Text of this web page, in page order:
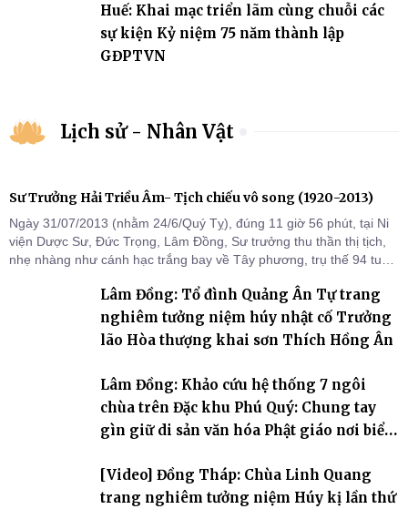
Huế: Khai mạc triển lãm cùng chuỗi các
sự kiện Kỷ niệm 75 năm thành lập
GĐPTVN
Lịch sử - Nhân Vật
Sư Trưởng Hải Triều Âm- Tịch chiếu vô song (1920-2013)
Ngày 31/07/2013 (nhằm 24/6/Quý Tỵ), đúng 11 giờ 56 phút, tại Ni
viện Dược Sư, Đức Trọng, Lâm Đồng, Sư trưởng thu thần thị tịch,
nhẹ nhàng như cánh hạc trắng bay về Tây phương, trụ thế 94 tuổi
Lâm Đồng: Tổ đình Quảng Ân Tự trang
nghiêm tưởng niệm húy nhật cố Trưởng
lão Hòa thượng khai sơn Thích Hồng Ân
Lâm Đồng: Khảo cứu hệ thống 7 ngôi
chùa trên Đặc khu Phú Quý: Chung tay
gìn giữ di sản văn hóa Phật giáo nơi biển
[Video] Đồng Tháp: Chùa Linh Quang
trang nghiêm tưởng niệm Húy kị lần thứ